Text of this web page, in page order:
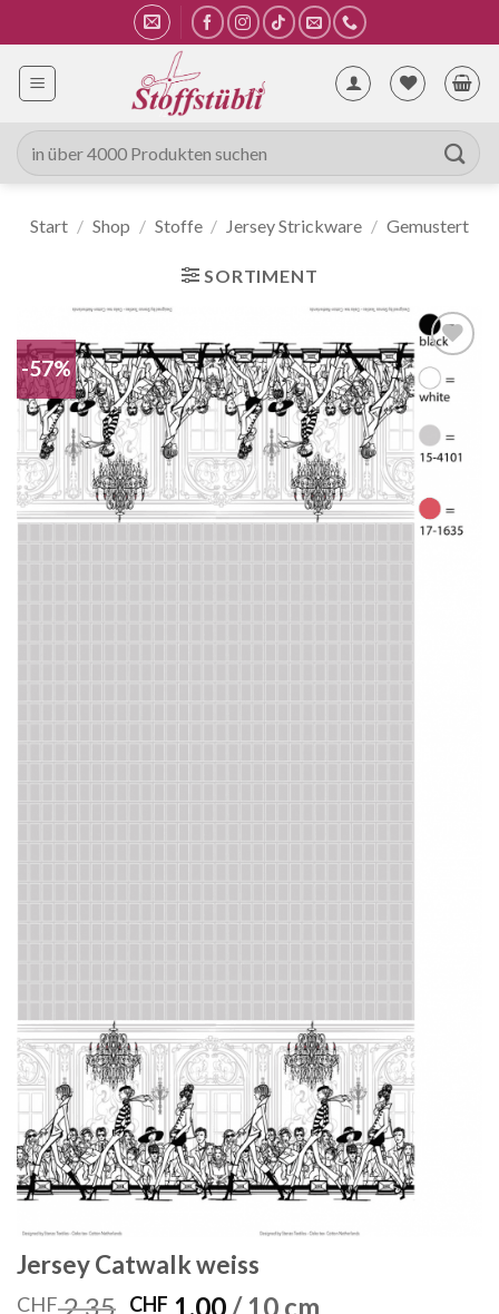
Inhalt
springen
Suche
nach:
Start / Shop / Stoffe / Jersey Strickware / Gemustert
SORTIMENT
-57%
Auf die
Wunschliste
Jersey Catwalk weiss
CHF2.35 Ursprünglicher
CHF 1.00Aktueller
/ 10 cm